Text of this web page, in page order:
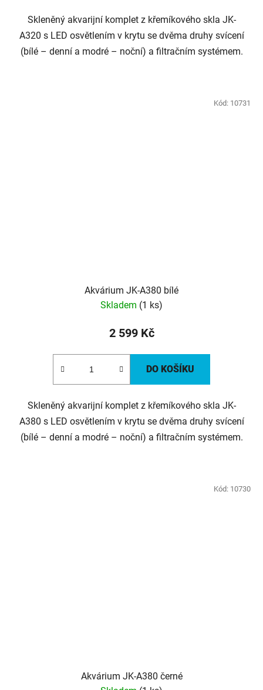
Skleněný akvarijní komplet z křemíkového skla JK-
A320 s LED osvětlením v krytu se dvěma druhy svícení
(bílé – denní a modré – noční) a filtračním systémem.
Akvárium JK-A380 bílé
Skladem (1 ks)
2 599 Kč
DO KOŠÍKU
Skleněný akvarijní komplet z křemíkového skla JK-
A380 s LED osvětlením v krytu se dvěma druhy svícení
(bílé – denní a modré – noční) a filtračním systémem.
Kód: 10731
Akvárium JK-A380 černé
Kód: 10730